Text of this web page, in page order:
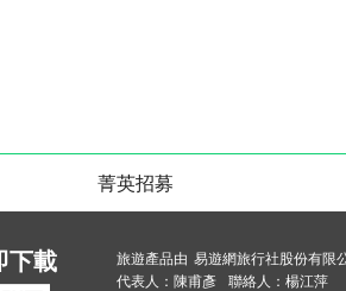
菁英招募
下載
旅遊產品由 易遊網旅行社股份有限
代表人：陳甫彥 聯絡人：楊江萍